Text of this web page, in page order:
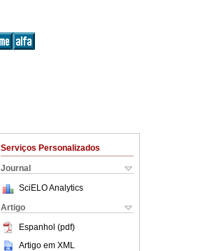
Serviços Personalizados
Journal
SciELO Analytics
Artigo
Espanhol (pdf)
Artigo em XML